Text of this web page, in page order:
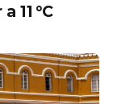
11 °C